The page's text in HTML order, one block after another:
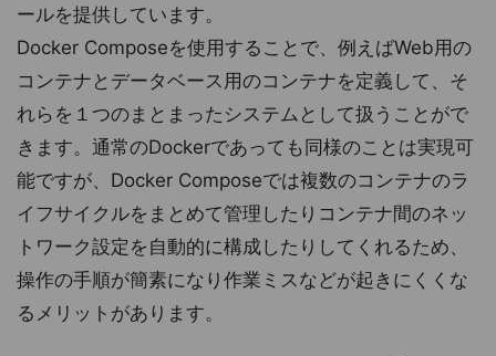
ールを提供しています。
Docker Composeを使用することで、例えばWeb用の
コンテナとデータベース用のコンテナを定義して、そ
れらを１つのまとまったシステムとして扱うことがで
きます。通常のDockerであっても同様のことは実現可
能ですが、Docker Composeでは複数のコンテナのラ
イフサイクルをまとめて管理したりコンテナ間のネッ
トワーク設定を自動的に構成したりしてくれるため、
操作の手順が簡素になり作業ミスなどが起きにくくな
るメリットがあります。